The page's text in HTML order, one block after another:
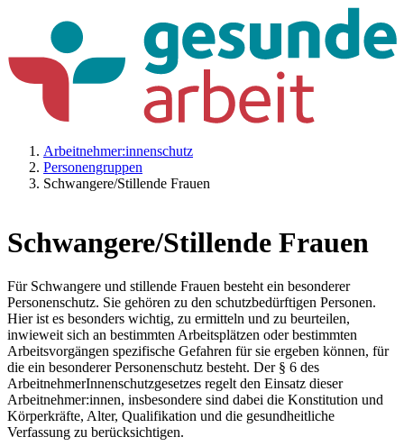
Arbeitnehmer:innenschutz
Personengruppen
Schwangere/Stillende Frauen
Schwangere/Stillende Frauen
Für Schwangere und stillende Frauen besteht ein besonderer
Personenschutz. Sie gehören zu den schutzbedürftigen Personen.
Hier ist es besonders wichtig, zu ermitteln und zu beurteilen,
inwieweit sich an bestimmten Arbeitsplätzen oder bestimmten
Arbeitsvorgängen spezifische Gefahren für sie ergeben können, für
die ein besonderer Personenschutz besteht. Der § 6 des
ArbeitnehmerInnenschutzgesetzes regelt den Einsatz dieser
Arbeitnehmer:innen, insbesondere sind dabei die Konstitution und
Körperkräfte, Alter, Qualifikation und die gesundheitliche
Verfassung zu berücksichtigen.